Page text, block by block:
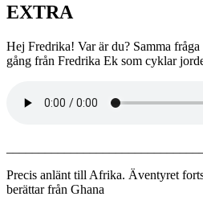
EXTRA
Hej Fredrika! Var är du? Samma
gång från Fredrika Ek som cyklar
Precis anlänt till Afrika. Äventyret
berättar från Ghana